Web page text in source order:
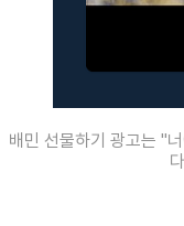
배민 선물하기 광고는 "